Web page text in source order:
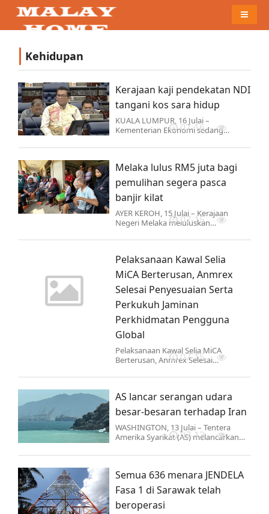
Kehidupan
Kerajaan kaji pendekatan NDI
tangani kos sara hidup
KUALA LUMPUR, 16 Julai –
Kementerian Ekonomi sedang
memastikan golongan
terkesan akibat peningkatan kos…
07-16
Melaka lulus RM5 juta bagi
pemulihan segera pasca
banjir kilat
AYER KEROH, 15 Julai – Kerajaan
Negeri Melaka meluluskan
juta bagi melaksanakan kerja
infrastruktur yang…
07-15
Pelaksanaan Kawal Selia
MiCA Berterusan, Anmrex
Selesai Penyesuaian Serta
Perkukuh Jaminan
Perkhidmatan Pengguna
Global
Pelaksanaan Kawal Selia MiCA
Berterusan, Anmrex Selesai
Perkhidmatan Pengguna Global
07-15
AS lancar serangan udara
besar-besaran terhadap Iran
WASHINGTON, 13 Julai – Tentera
Amerika Syarikat (AS) melancarkan
besaran terbaharu ke atas puluhan
07-13
Semua 636 menara JENDELA
Fasa 1 di Sarawak telah
beroperasi